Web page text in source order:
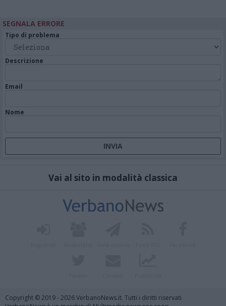
SEGNALA ERRORE
Tipo di problema
Descrizione
Email
Nome
Vai al sito in modalità classica
Copyright © 2019 - 2026 VerbanoNews.it. Tutti i diritti riservati